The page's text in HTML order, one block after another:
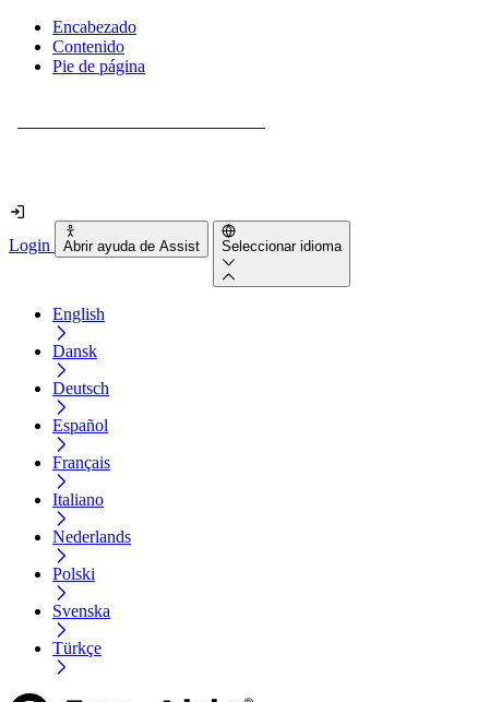
Encabezado
Contenido
Pie de página
Login Abrir ayuda de Assist Seleccionar idioma
English
Dansk
Deutsch
Español
Français
Italiano
Nederlands
Polski
Svenska
Türkçe